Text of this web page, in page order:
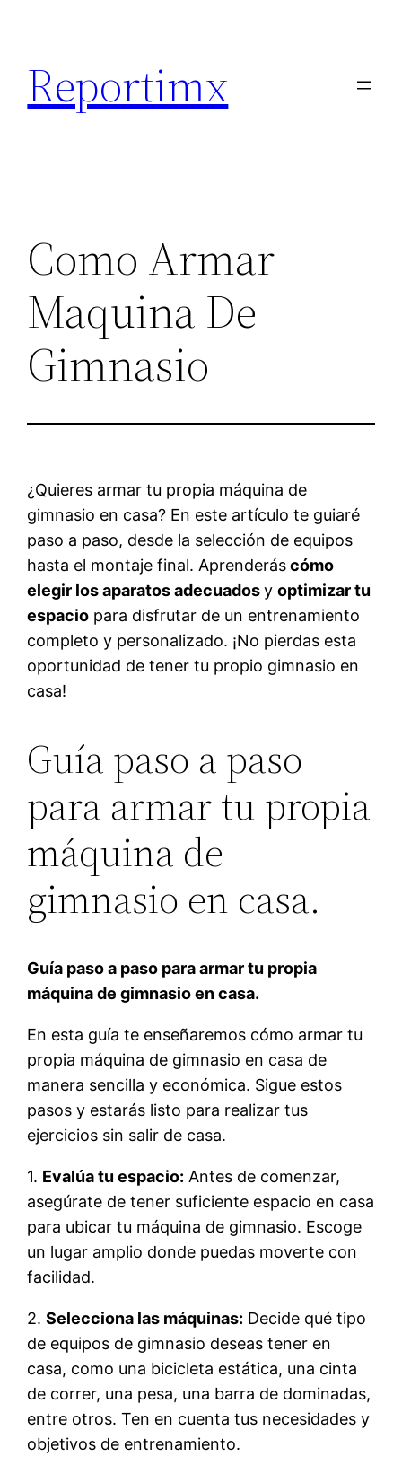
contenido
Reportimx
Como Armar
Maquina De
Gimnasio
¿Quieres armar tu propia máquina de
gimnasio en casa? En este artículo te guiaré
paso a paso, desde la selección de equipos
hasta el montaje final. Aprenderáscómo
elegir los aparatos adecuadosyoptimizar tu
espacio para disfrutar de un entrenamiento
completo y personalizado. ¡No pierdas esta
oportunidad de tener tu propio gimnasio en
casa!
Guía paso a paso
para armar tu propia
máquina de
gimnasio en casa.
Guía paso a paso para armar tu propia
máquina de gimnasio en casa.
En esta guía te enseñaremos cómo armar tu
propia máquina de gimnasio en casa de
manera sencilla y económica. Sigue estos
pasos y estarás listo para realizar tus
ejercicios sin salir de casa.
1. Evalúa tu espacio: Antes de comenzar,
asegúrate de tener suficiente espacio en casa
para ubicar tu máquina de gimnasio. Escoge
un lugar amplio donde puedas moverte con
facilidad.
2.Selecciona las máquinas: Decide qué tipo
de equipos de gimnasio deseas tener en
casa, como una bicicleta estática, una cinta
de correr, una pesa, una barra de dominadas,
entre otros. Ten en cuenta tus necesidades y
objetivos de entrenamiento.